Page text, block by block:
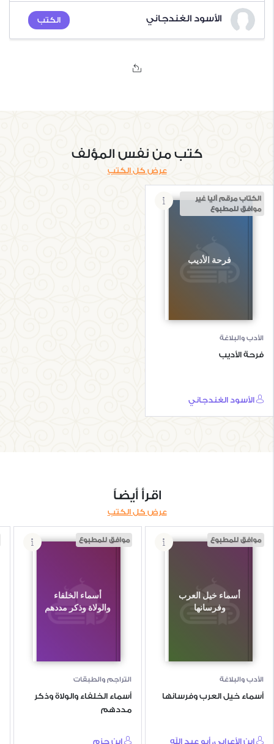
الأسود الغندجاني الكتب
كتب من نفس المؤلف
عرض كل الكتب
الكتاب مرقم آليا غير
موافق للمطبوع
فرحة الأديب
الأدب والبلاغة
فرحة الأديب
الأسود الغندجاني
اقرأ أيضاً
عرض كل الكتب
موافق للمطبوع
أسماء خيل العرب
وفرسانها
الأدب والبلاغة
أسماء خيل العرب وفرسانها
ابن الأعرابي، أبو عبد الله
موافق للمطبوع
أسماء الخلفاء
والولاة وذكر مددهم
التراجم والطبقات
أسماء الخلفاء والولاة وذكر
مددهم
ابن حزم